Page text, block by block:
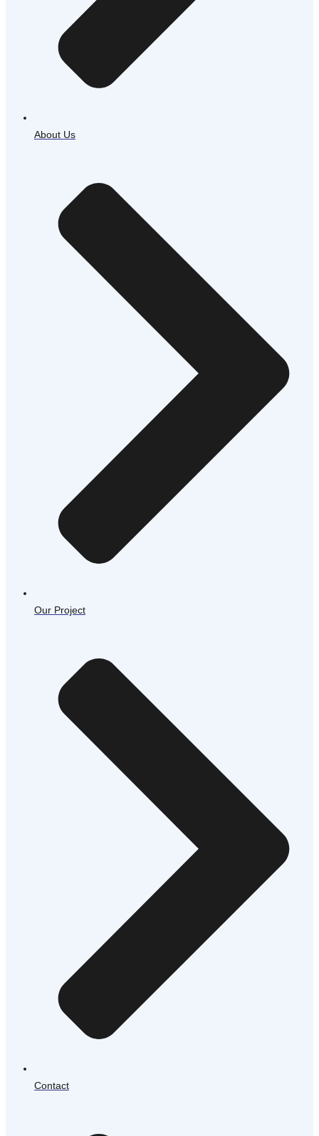
About Us
Our Project
Contact